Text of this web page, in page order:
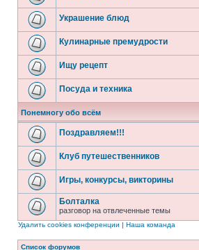
Украшение блюд
Кулинарные премудрости
Ищу рецепт
Посуда и техника
Понемногу обо всём
Поздравляем!!!
Клуб путешественников
Игры, конкурсы, викторины
Болталка
разговор на отвлеченные темы
Удалить cookies конференции | Наша команда
Список форумов